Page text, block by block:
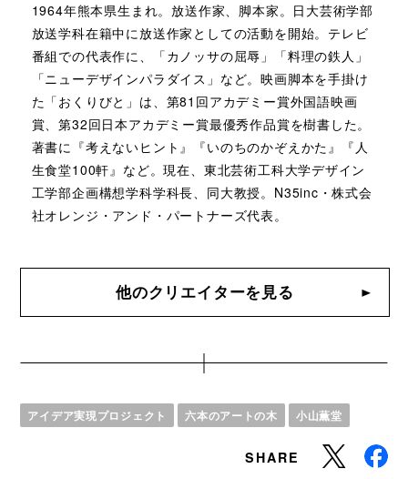
1964年熊本県生まれ。放送作家、脚本家。日大芸術学部
放送学科在籍中に放送作家としての活動を開始。テレビ
番組での代表作に、「カノッサの屈辱」「料理の鉄人」
「ニューデザインパラダイス」など。映画脚本を手掛け
た「おくりびと」は、第81回アカデミー賞外国語映画
賞、第32回日本アカデミー賞最優秀作品賞を樹書した。
著書に『考えないヒント』『いのちのかぞえかた』『人
生食堂100軒』など。現在、東北芸術工科大学デザイン
工学部企画構想学科学科長、同大教授。N35inc・株式会
社オレンジ・アンド・パートナーズ代表。
他のクリエイターを見る
アイデア実現プロジェクト 六本のアートの木 小山薫堂
SHARE